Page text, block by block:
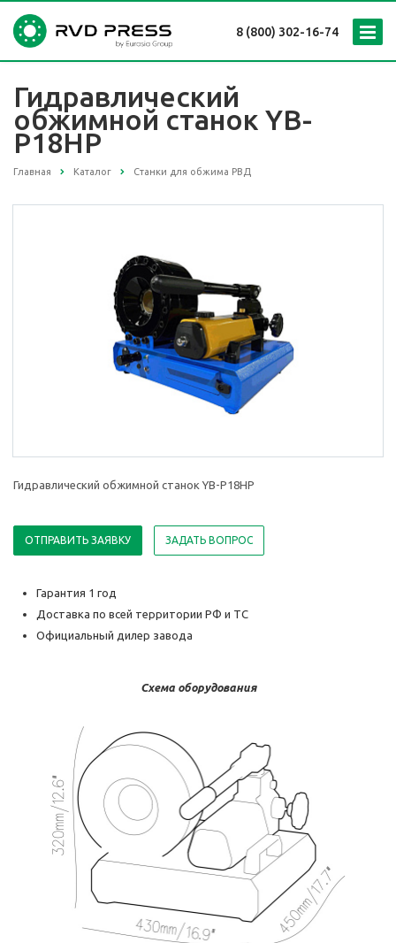
8 (800) 302-16-74
Гидравлический
обжимной станок YB-
P18HP
Главная Каталог Станки для обжима РВД
Гидравлический обжимной станок YB-P18HP
ОТПРАВИТЬ ЗАЯВКУ ЗАДАТЬ ВОПРОС
Гарантия 1 год
Доставка по всей территории РФ и ТС
Официальный дилер завода
Схема оборудования